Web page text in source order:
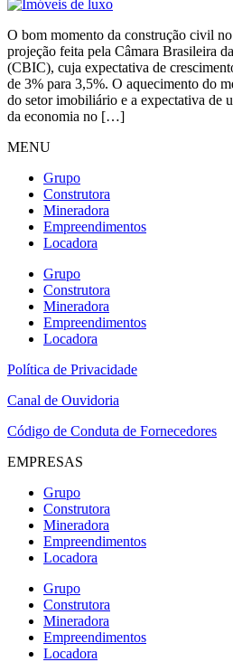
O bom momento da construção civil
projeção feita pela Câmara Brasileira
(CBIC), cuja expectativa de
de 3% para 3,5%. O aquecimento do
do setor imobiliário e a expectativa de
da economia no […]
MENU
Grupo
Construtora
Mineradora
Empreendimentos
Locadora
Grupo
Construtora
Mineradora
Empreendimentos
Locadora
Política de Privacidade
Canal de Ouvidoria
Código de Conduta de Fornecedores
EMPRESAS
Grupo
Construtora
Mineradora
Empreendimentos
Locadora
Grupo
Construtora
Mineradora
Empreendimentos
Locadora